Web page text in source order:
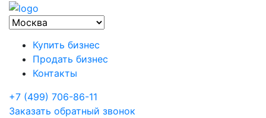
Купить бизнес
Продать бизнес
Контакты
+7 (499) 706-86-11
Заказать обратный звонок